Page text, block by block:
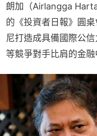
朗加（Airlangga
的《投資者日報》圓
尼打造成具備國際公
等競爭對手比肩的金融